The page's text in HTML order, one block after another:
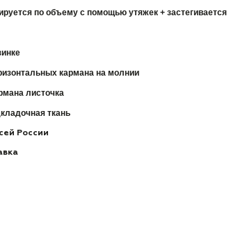
по объему с помощью утяжек + застегивается
кармана на молнии
листочка
ткань
России